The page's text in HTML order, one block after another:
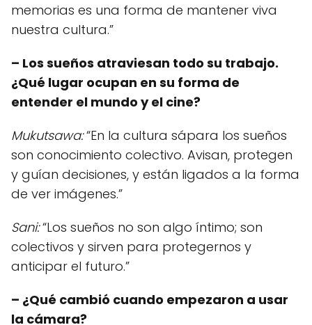
memorias es una forma de mantener viva
nuestra cultura.”
– Los sueños atraviesan todo su trabajo.
¿Qué lugar ocupan en su forma de
entender el mundo y el cine?
Mukutsawa:“En la cultura sápara los sueños
son conocimiento colectivo. Avisan, protegen
y guían decisiones, y están ligados a la forma
de ver imágenes.”
Sani:“Los sueños no son algo íntimo; son
colectivos y sirven para protegernos y
anticipar el futuro.”
– ¿Qué cambió cuando empezaron a usar
la cámara?